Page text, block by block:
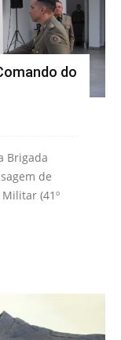
do
Brigada
de
(41º